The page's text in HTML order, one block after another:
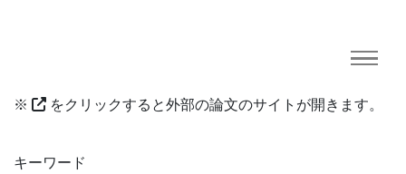
※ をクリックすると外部の論文のサイトが開きます。
研究業績に対する検索条件
キーワード